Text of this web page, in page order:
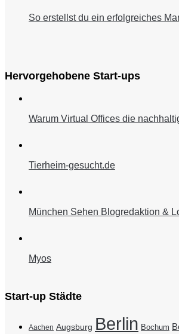
So erstellst du ein erfolgreiches
Hervorgehobene Start-ups
Warum Virtual Offices die
Tierheim-gesucht.de
München Sehen Blogredaktion &
Myos
Start-up Städte
Aachen Augsburg Berlin Bochum